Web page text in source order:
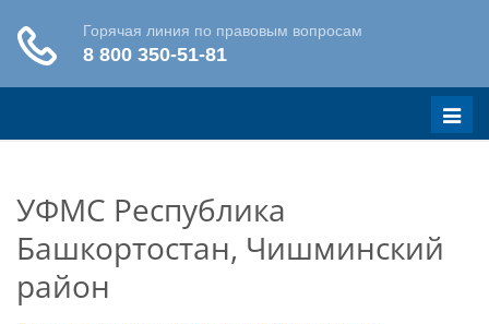
Меню
УФМС Республика
Башкортостан, Чишминский
район